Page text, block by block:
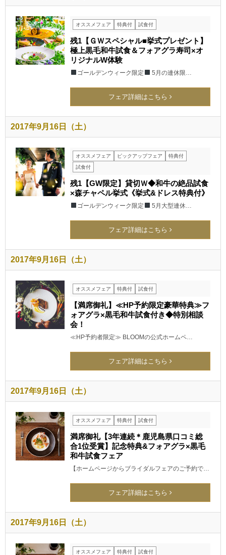
オススメフェア 特典付 試食付
残1【ＧＷスペシャル■挙式プレゼント】
極上黒毛和牛試食＆フォアグラ寿司×オ
リジナルW体験
ゴールデンウィーク限定 5月の連休限…
フェア詳細はこちら
2017年9月16日（土）
オススメフェア ピックアップフェア
特典付
試食付
残1【GW限定】貸切Ｗ◆和牛の絶品試食
×森チャペル挙式《挙式&ドレス特典付》
ゴールデンウィーク限定 5月大型連休…
フェア詳細はこちら
2017年9月16日（土）
オススメフェア 特典付 試食付
【満席御礼】≪HP予約限定豪華特典≫フ
ォアグラ×黒毛和牛試食付き◆特別相談
会！
≪HP予約者限定≫ BLOOMの公式ホームペ…
フェア詳細はこちら
2017年9月16日（土）
オススメフェア 特典付 試食付
満席御礼【3年連続＊鹿児島県口コミ総
合1位受賞】記念特典&フォアグラ×黒毛
和牛試食フェア
【ホームページからブライダルフェアのご予約で…
フェア詳細はこちら
2017年9月16日（土）
オススメフェア 特典付 試食付